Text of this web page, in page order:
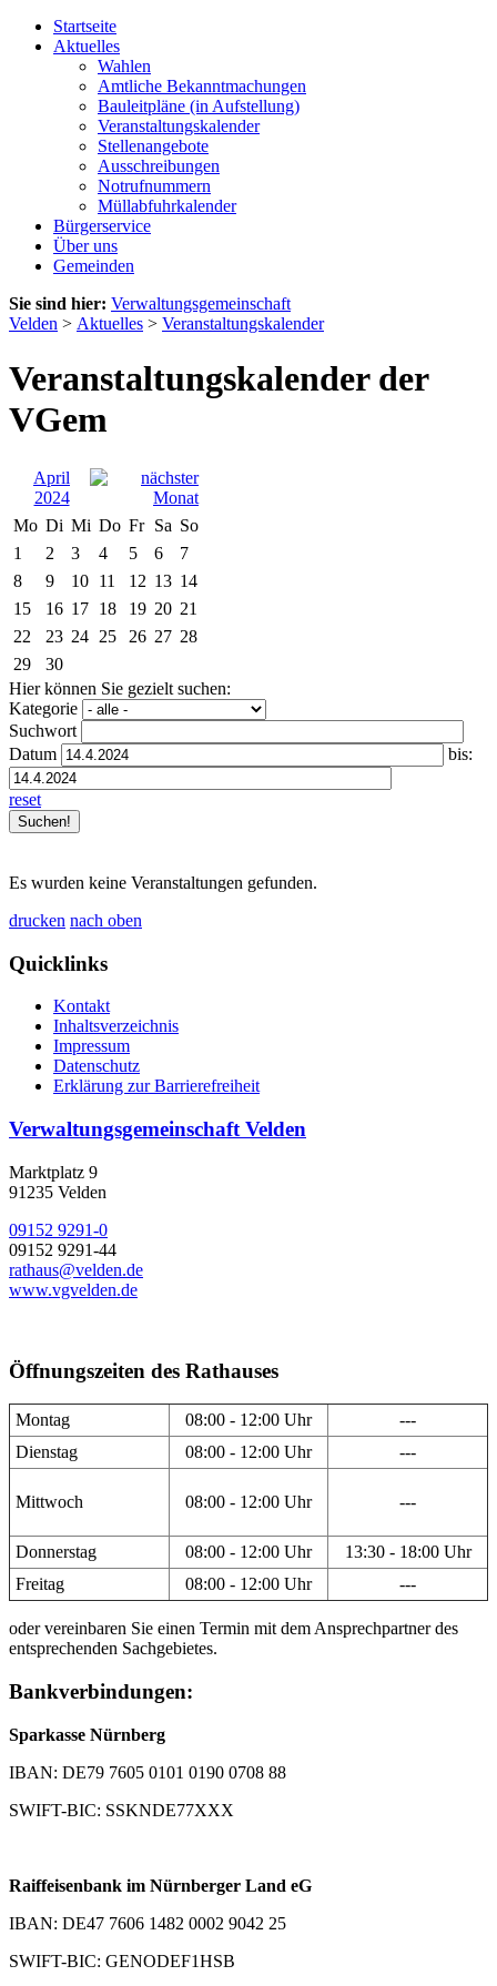
Startseite
Aktuelles
Wahlen
Amtliche Bekanntmachungen
Bauleitpläne (in Aufstellung)
Veranstaltungskalender
Stellenangebote
Ausschreibungen
Notrufnummern
Müllabfuhrkalender
Bürgerservice
Über uns
Gemeinden
Sie sind hier: Verwaltungsgemeinschaft
Velden > Aktuelles > Veranstaltungskalender
Veranstaltungskalender der
VGem
April
2024
Mo Di Mi Do Fr Sa So
1
2 3 4 5 6
7
8
9 10 11 12 13 14
15
16 17 18 19 20 21
22
23 24 25 26 27 28
29
30
Hier können Sie gezielt suchen:
Kategorie
Suchwort
Datum
bis:
reset
Es wurden keine Veranstaltungen gefunden.
drucken nach oben
Quicklinks
Kontakt
Inhaltsverzeichnis
Impressum
Datenschutz
Erklärung zur Barrierefreiheit
Verwaltungsgemeinschaft Velden
Marktplatz 9
91235 Velden
09152 9291-0
09152 9291-44
rathaus@velden.de
www.vgvelden.de
Öffnungszeiten des Rathauses
Montag 08:00 - 12:00 Uhr
---
Dienstag
08:00 - 12:00 Uhr ---
Mittwoch 08:00 - 12:00 Uhr ---
Donnerstag 08:00 - 12:00 Uhr
13:30 - 18:00 Uhr
Freitag
08:00 - 12:00 Uhr ---
oder vereinbaren Sie einen Termin mit dem Ansprechpartner des
entsprechenden Sachgebietes.
Bankverbindungen:
Sparkasse Nürnberg
IBAN: DE79 7605 0101 0190 0708 88
SWIFT-BIC: SSKNDE77XXX
Raiffeisenbank im Nürnberger Land eG
IBAN: DE47 7606 1482 0002 9042 25
SWIFT-BIC: GENODEF1HSB